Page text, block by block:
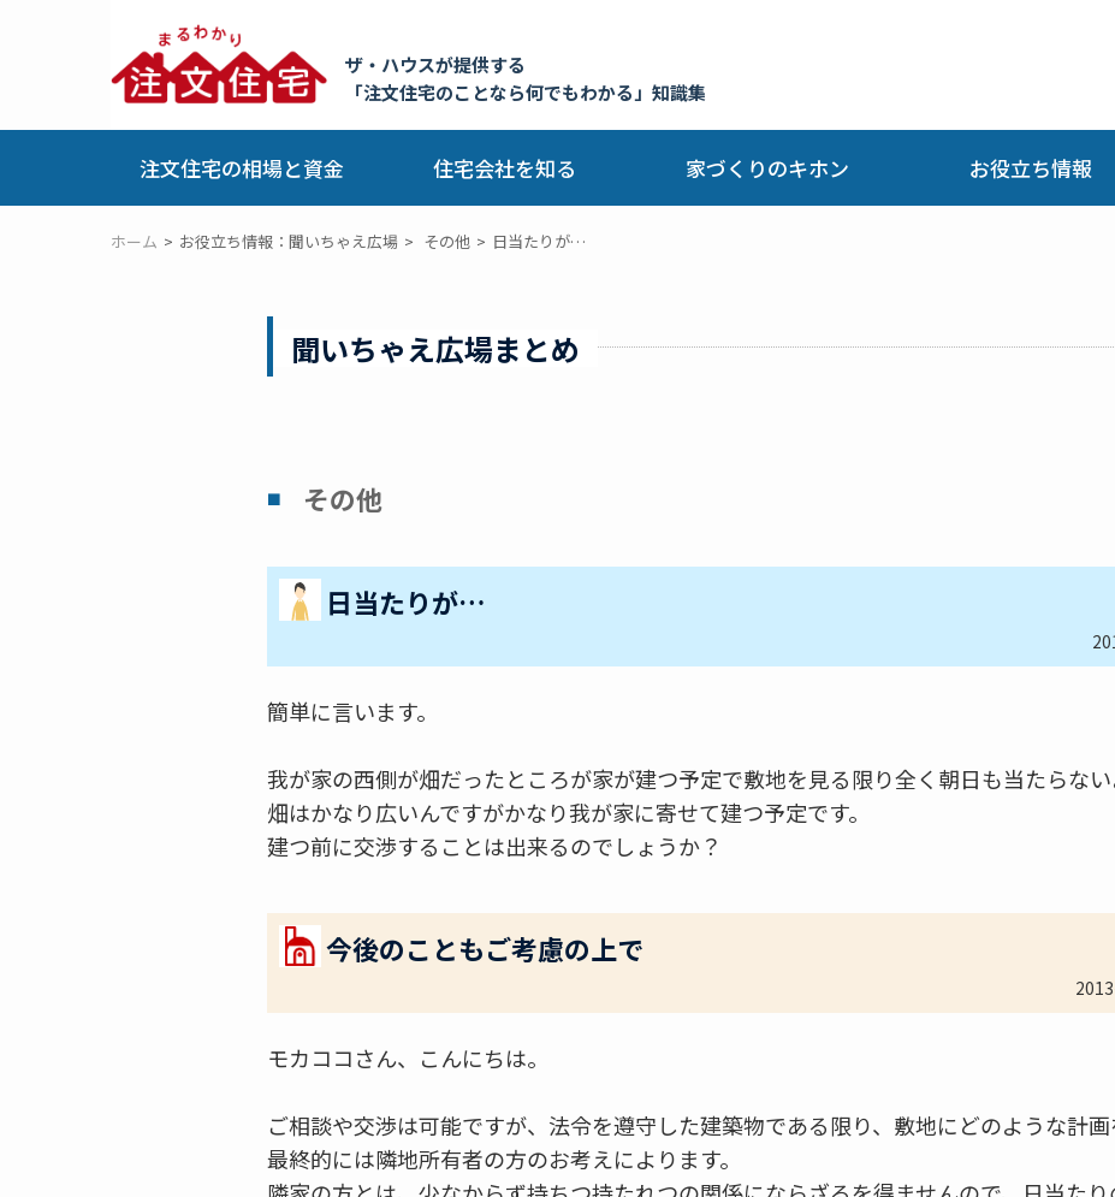
ザ・ハウスが提供する
「注文住宅のことなら何でもわかる」知識集
注文住宅の相場と資金 住宅会社を知る 家づくりのキホン お役立ち情報
ホーム お役立ち情報：聞いちゃえ広場 その他 日当たりが…
聞いちゃえ広場まとめ
その他
日当たりが…
簡単に言います。
我が家の西側が畑だったところが家が建つ予定で敷地を見る限り全く朝日も当たらない
畑はかなり広いんですがかなり我が家に寄せて建つ予定です。
建つ前に交渉することは出来るのでしょうか？
今後のこともご考慮の上で
モカココさん、こんにちは。
ご相談や交渉は可能ですが、法令を遵守した建築物である限り、敷地にどのような計画
最終的には隣地所有者の方のお考えによります。